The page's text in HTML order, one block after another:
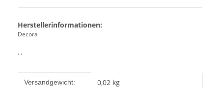
Herstellerinformationen:
Decora
, ,
Produkteigenschaft
Wert
Versandgewicht: 0,02 kg